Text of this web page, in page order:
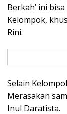
Berkah’ ini
Kelompok,
Rini.
Selain
Merasakan
Inul Daratista.